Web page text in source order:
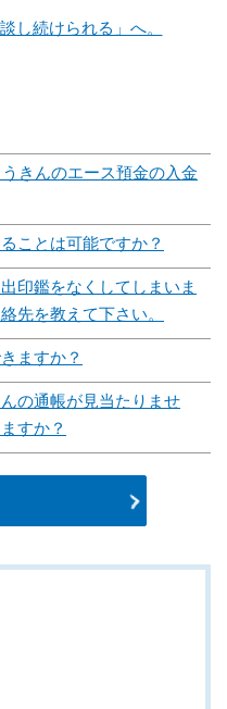
し続けられる」へ。
きんのエース預金の入金
ことは可能ですか？
印鑑をなくしてしまいま
先を教えて下さい。
ますか？
の通帳が見当たりませ
すか？